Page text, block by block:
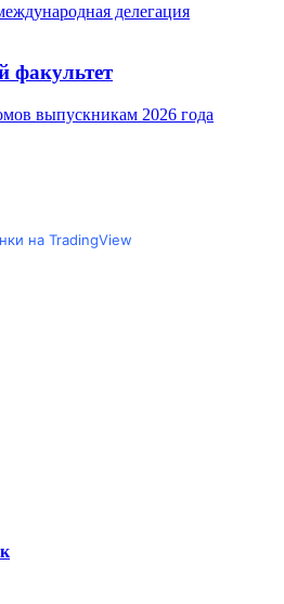
делегация
факультет
выпускникам 2026 года
на TradingView